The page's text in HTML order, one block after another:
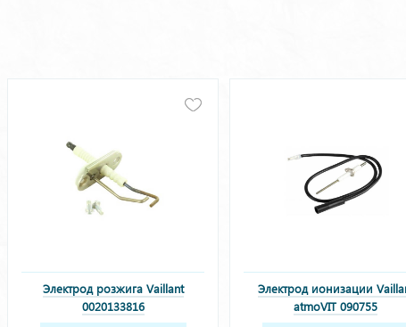
Электрод розжига Vaillant
0020133816
Электрод ионизации
atmoVIT 090755